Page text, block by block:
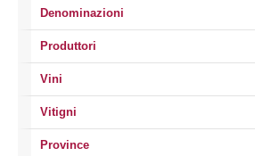
Denominazioni
Produttori
Vini
Vitigni
Province